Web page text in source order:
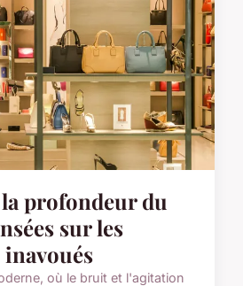
profondeur du
sur les
où le bruit et l'agitation